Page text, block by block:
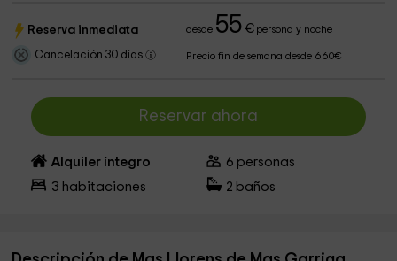
Reserva inmediata desde 55 €persona y noche
Cancelación 30 días Precio fin de semana desde 660€
Reservar ahora
Alquiler íntegro 6 personas
3 habitaciones 2 baños